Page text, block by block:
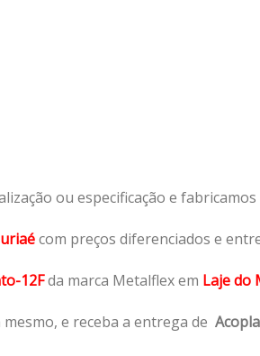
ou especificação e fabricamos
com preços diferenciados e
12Fda marca Metalflex em Laje do
e receba a entrega de